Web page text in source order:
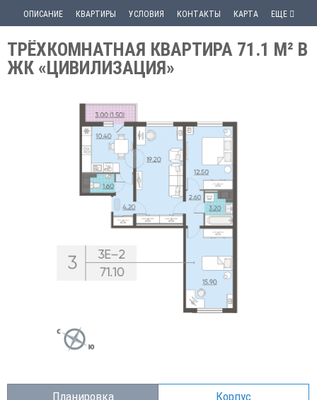
ОПИСАНИЕ КВАРТИРЫ УСЛОВИЯ КОНТАКТЫ КАРТА ЕЩЕ
ТРЁХКОМНАТНАЯ КВАРТИРА 71.1 М² В
ЖК «ЦИВИЛИЗАЦИЯ»
Планировка Корпус